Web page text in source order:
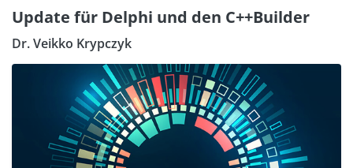
Update für Delphi und den C++Builder
Dr. Veikko Krypczyk